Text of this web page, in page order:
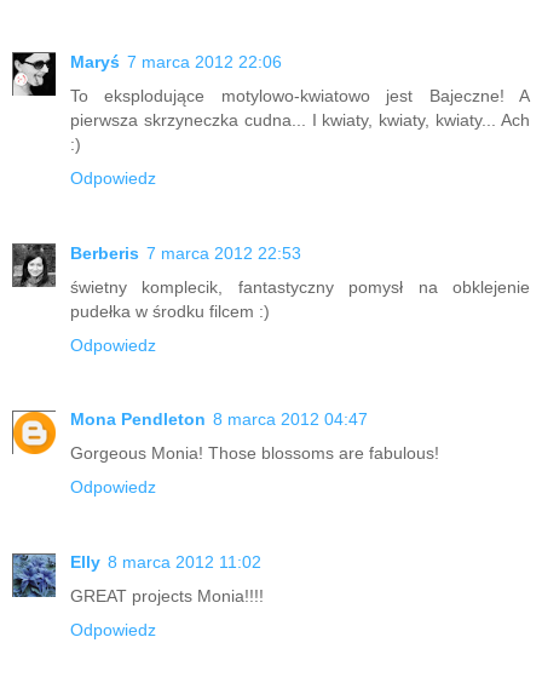
Maryś 7 marca 2012 22:06
To eksplodujące motylowo-kwiatowo jest Bajeczne! A
pierwsza skrzyneczka cudna... I kwiaty, kwiaty, kwiaty... Ach
:)
Odpowiedz
Berberis 7 marca 2012 22:53
świetny komplecik, fantastyczny pomysł na obklejenie
pudełka w środku filcem :)
Odpowiedz
Mona Pendleton 8 marca 2012 04:47
Gorgeous Monia! Those blossoms are fabulous!
Odpowiedz
Elly 8 marca 2012 11:02
GREAT projects Monia!!!!
Odpowiedz